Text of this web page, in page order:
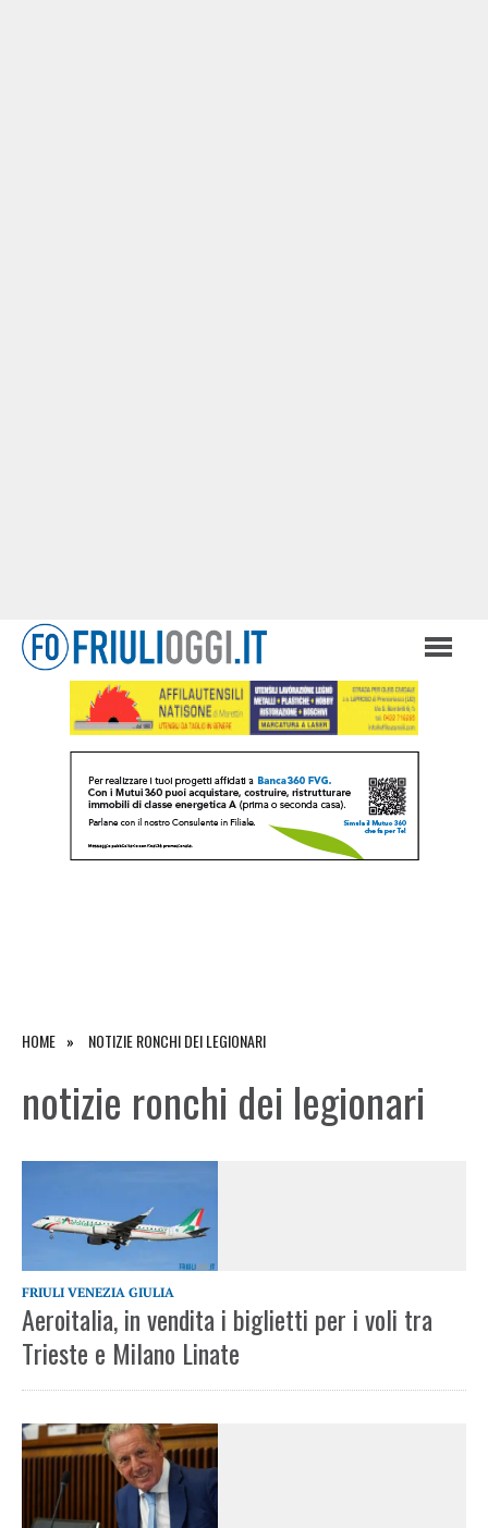
HOME NOTIZIE RONCHI DEI LEGIONARI
notizie ronchi dei legionari
FRIULI VENEZIA GIULIA
Aeroitalia, in vendita i biglietti per i voli tra
Trieste e Milano Linate